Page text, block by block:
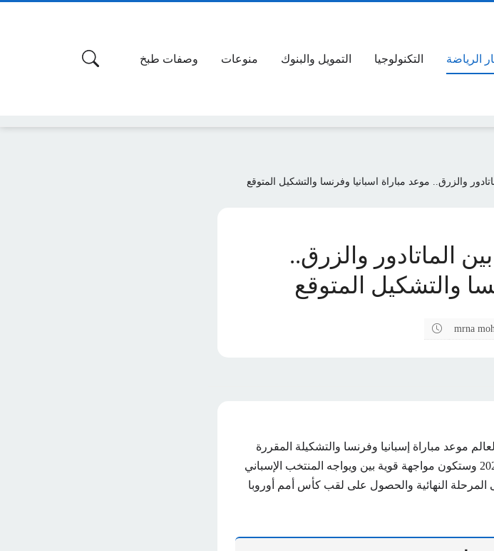
الرياضة التكنولوجيا التمويل والبنوك منوعات وصفات طبخ
والزرق.. موعد مباراة اسبانيا وفرنسا والتشكيل المتوقع
الماتادور والزرق..
والتشكيل المتوقع
mrna
موعد مباراة إسبانيا وفرنسا والتشكيلة المقررة
اليوم، حيث أنها مباراة نصف النهائي الأولى ليورو 2024 وستكون مواجهة قوية بين ويواجه المنتخب الإسباني
المرحلة النهائية والحصول على لقب كأس أمم أوروبا